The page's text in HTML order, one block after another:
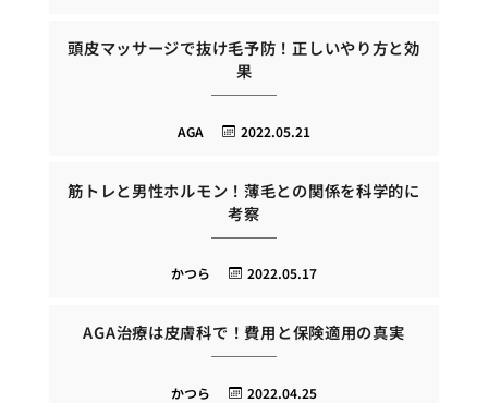
頭皮マッサージで抜け毛予防！正しいやり方と効
果
2022.05.21
AGA
筋トレと男性ホルモン！薄毛との関係を科学的に
考察
2022.05.17
かつら
AGA治療は皮膚科で！費用と保険適用の真実
2022.04.25
かつら